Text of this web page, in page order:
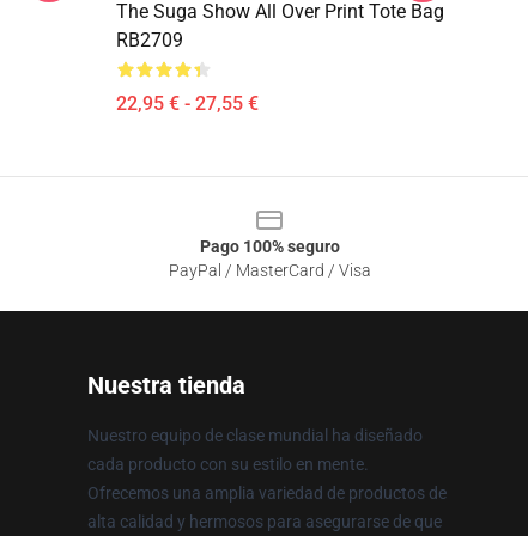
The Suga Show All Over Print Tote Bag
RB2709
22,95 € - 27,55 €
Pago 100% seguro
PayPal / MasterCard / Visa
Nuestra tienda
Nuestro equipo de clase mundial ha diseñado
cada producto con su estilo en mente.
Ofrecemos una amplia variedad de productos de
alta calidad y hermosos para asegurarse de que